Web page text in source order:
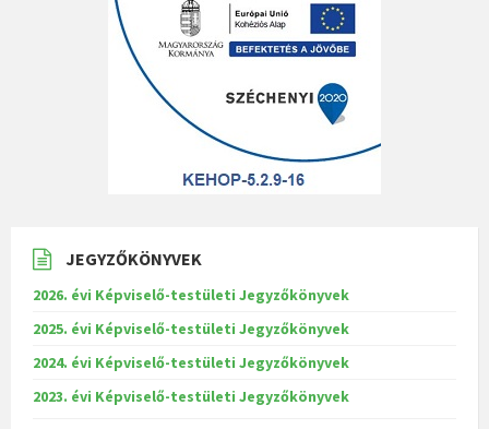
JEGYZŐKÖNYVEK
2026. évi Képviselő-testületi Jegyzőkönyvek
2025. évi Képviselő-testületi Jegyzőkönyvek
2024. évi Képviselő-testületi Jegyzőkönyvek
2023. évi Képviselő-testületi Jegyzőkönyvek